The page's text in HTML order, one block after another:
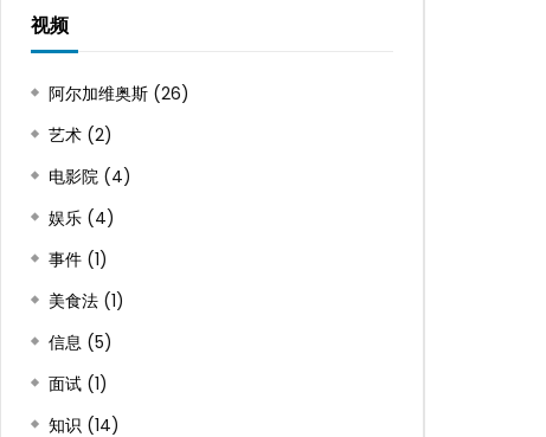
视频
阿尔加维奥斯 (26)
艺术 (2)
电影院 (4)
娱乐 (4)
事件 (1)
美食法 (1)
信息 (5)
面试 (1)
知识 (14)